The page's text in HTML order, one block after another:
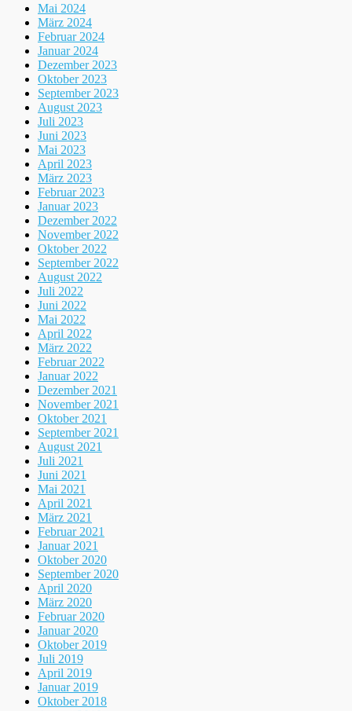
Mai 2024
März 2024
Februar 2024
Januar 2024
Dezember 2023
Oktober 2023
September 2023
August 2023
Juli 2023
Juni 2023
Mai 2023
April 2023
März 2023
Februar 2023
Januar 2023
Dezember 2022
November 2022
Oktober 2022
September 2022
August 2022
Juli 2022
Juni 2022
Mai 2022
April 2022
März 2022
Februar 2022
Januar 2022
Dezember 2021
November 2021
Oktober 2021
September 2021
August 2021
Juli 2021
Juni 2021
Mai 2021
April 2021
März 2021
Februar 2021
Januar 2021
Oktober 2020
September 2020
April 2020
März 2020
Februar 2020
Januar 2020
Oktober 2019
Juli 2019
April 2019
Januar 2019
Oktober 2018